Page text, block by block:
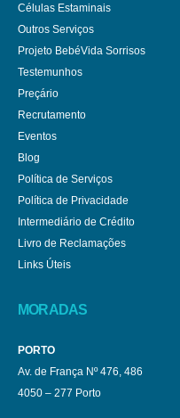
Células Estaminais
Outros Serviços
Projeto BebéVida Sorrisos
Testemunhos
Preçário
Recrutamento
Eventos
Blog
Política de Serviços
Política de Privacidade
Intermediário de Crédito
Livro de Reclamações
Links Úteis
MORADAS
PORTO
Av. de França Nº 476, 486
4050 – 277 Porto